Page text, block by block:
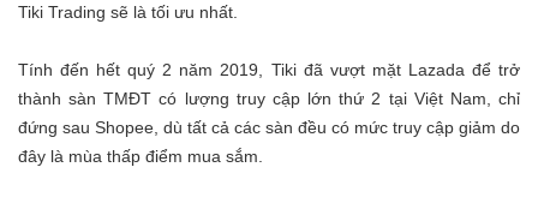
Tiki Trading sẽ là tối ưu nhất.
Tính đến hết quý 2 năm 2019, Tiki đã vượt mặt Lazada để trở
thành sàn TMĐT có lượng truy cập lớn thứ 2 tại Việt Nam, chỉ
đứng sau Shopee, dù tất cả các sàn đều có mức truy cập giảm do
đây là mùa thấp điểm mua sắm.